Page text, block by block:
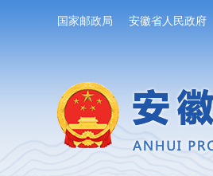
国家邮政局 安徽省人民政府